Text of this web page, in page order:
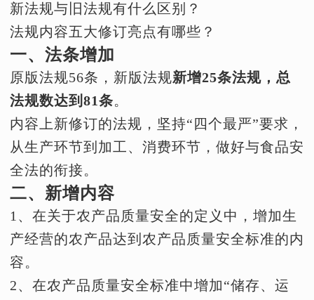
新法规与旧法规有什么区别？
法规内容五大修订亮点有哪些？
一、法条增加
原版法规56条，新版法规新增25条法规，总
法规数达到81条。
内容上新修订的法规，坚持“四个最严”要求，
从生产环节到加工、消费环节，做好与食品安
全法的衔接。
二、新增内容
1、在关于农产品质量安全的定义中，增加生
产经营的农产品达到农产品质量安全标准的内
容。
2、在农产品质量安全标准中增加“储存、运